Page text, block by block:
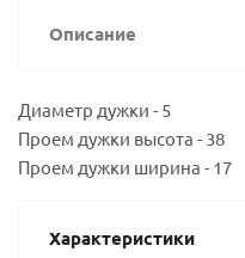
Описание
Диаметр дужки - 5
Проем дужки высота - 38
Проем дужки ширина - 17
Характеристики